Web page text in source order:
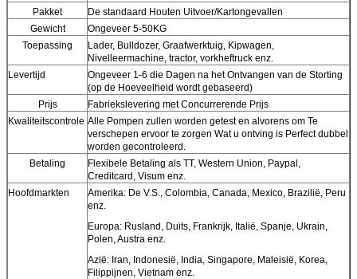
Pakket
De standaard Houten Uitvoer/Kartongevallen
Gewicht
Ongeveer 5-50KG
Toepassing
Lader, Bulldozer, Graafwerktuig, Kipwagen,
Nivelleermachine, tractor, vorkheftruck enz.
Levertijd
Ongeveer 1-6 die Dagen na het Ontvangen van de Storting
(op de Hoeveelheid wordt gebaseerd)
Prijs
Fabriekslevering met Concurrerende Prijs
Kwaliteitscontrole Alle Pompen zullen worden getest en alvorens om Te
verschepen ervoor te zorgen Wat u ontving is Perfect dubbel
worden gecontroleerd.
Betaling
Flexibele Betaling als TT, Western Union, Paypal,
Creditcard, Visum enz.
Hoofdmarkten
Amerika: De V.S., Colombia, Canada, Mexico, Brazilië, Peru
enz.
Europa: Rusland, Duits, Frankrijk, Italië, Spanje, Ukrain,
Polen, Austra enz.
Azië: Iran, Indonesië, India, Singapore, Maleisië, Korea,
Filippijnen, Vietnam enz.